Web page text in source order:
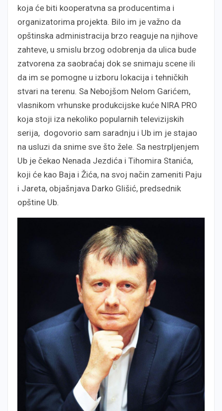
koja će biti kooperatvna sa producentima i
organizatorima projekta. Bilo im je važno da
opštinska administracija brzo reaguje na njihove
zahteve, u smislu brzog odobrenja da ulica bude
zatvorena za saobraćaj dok se snimaju scene ili
da im se pomogne u izboru lokacija i tehničkih
stvari na terenu. Sa Nebojšom Nelom Garićem,
vlasnikom vrhunske produkcijske kuće NIRA PRO
koja stoji iza nekoliko popularnih televizijskih
serija, dogovorio sam saradnju i Ub im je stajao
na usluzi da snime sve što žele. Sa nestrpljenjem
Ub je čekao Nenada Jezdića i Tihomira Stanića,
koji će kao Baja i Žića, na svoj način zameniti Paju
i Jareta, objašnjava Darko Glišić, predsednik
opštine Ub.